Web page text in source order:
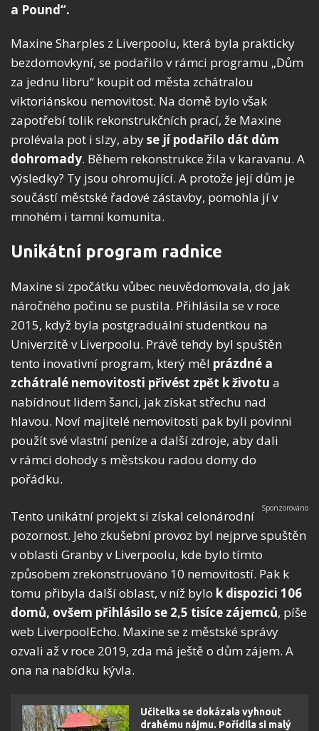
a Pound“.
Maxine Sharples z Liverpoolu, která byla prakticky
bezdomovkyní, se podařilo v rámci programu „Dům
za jednu libru“ koupit od města zchátralou
viktoriánskou nemovitost. Na domě bylo však
zapotřebí tolik rekonstrukčních prací, že Maxine
prolévala pot i slzy, abyse jí podařilo dát dům
dohromady. Během rekonstrukce žila v karavanu. A
výsledky? Ty jsou ohromující. A protože její dům je
součástí městské řadové zástavby, pomohla jí v
mnohém i tamní komunita.
Unikátní program radnice
Maxine si zpočátku vůbec neuvědomovala, do jak
náročného počinu se pustila. Přihlásila se v roce
2015, když byla postgraduální studentkou na
Univerzitě v Liverpoolu. Právě tehdy byl spuštěn
tento inovativní program, který měl prázdné a
zchátralé nemovitosti přivést zpět k životu a
nabídnout lidem šanci, jak získat střechu nad
hlavou. Noví majitelé nemovitosti pak byli povinni
použít své vlastní peníze a další zdroje, aby dali
v rámci dohody s městskou radou domy do
pořádku.
Tento unikátní projekt si získal celonárodní
pozornost. Jeho zkušební provoz byl nejprve spuštěn
v oblasti Granby v Liverpoolu, kde bylo tímto
způsobem zrekonstruováno 10 nemovitostí. Pak k
tomu přibyla další oblast, v níž bylo k dispozici 106
domů, ovšem přihlásilo se 2,5 tisíce zájemců, píše
web LiverpoolEcho. Maxine se z městské správy
ozvali až v roce 2019, zda má ještě o dům zájem. A
ona na nabídku kývla.
Učitelka se dokázala vyhnout
drahému nájmu. Pořídila si malý